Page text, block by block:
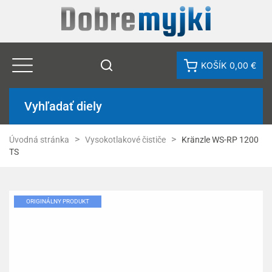
KOŠÍK 0,00 €
Vyhľadať diely
Úvodná stránka Vysokotlakové čističe
Kränzle WS-RP 1200
TS
ORIGINÁLNY PRODUKT